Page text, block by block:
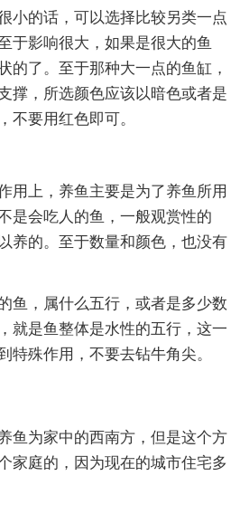
小的话，可以选择比较另类一点
于影响很大，如果是很大的鱼
的了。至于那种大一点的鱼缸，
撑，所选颜色应该以暗色或者是
不要用红色即可。
用上，养鱼主要是为了养鱼所用
是会吃人的鱼，一般观赏性的
养的。至于数量和颜色，也没有
鱼，属什么五行，或者是多少数
就是鱼整体是水性的五行，这一
特殊作用，不要去钻牛角尖。
鱼为家中的西南方，但是这个方
家庭的，因为现在的城市住宅多